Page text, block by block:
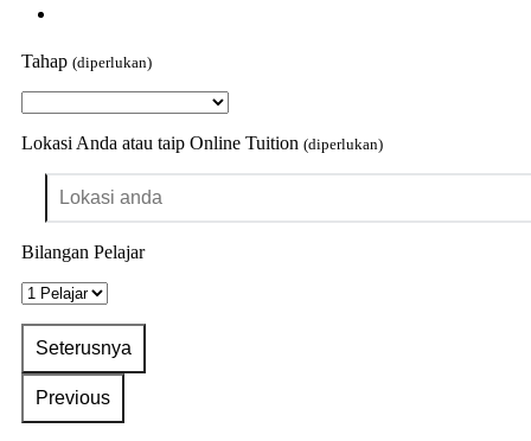
Tahap (diperlukan)
Lokasi Anda atau taip Online Tuition (diperlukan)
Bilangan Pelajar